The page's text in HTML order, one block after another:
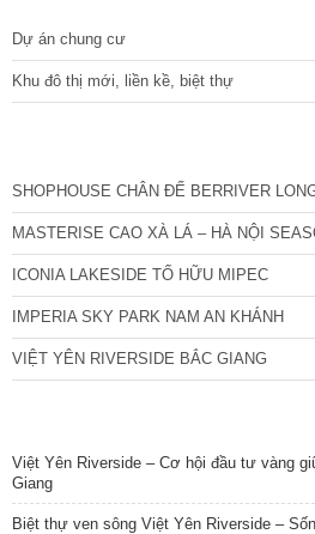
Dự án chung cư
Khu đô thị mới, liền kề, biệt thự
SHOPHOUSE CHÂN ĐẾ BERRIVER
MASTERISE CAO XÀ LÁ – HÀ NỘI
ICONIA LAKESIDE TỐ HỮU MIPEC
IMPERIA SKY PARK NAM AN KHÁNH
VIỆT YÊN RIVERSIDE BẮC GIANG
Việt Yên Riverside – Cơ hội đầu tư vàng
Giang
Biệt thự ven sông Việt Yên Riverside –